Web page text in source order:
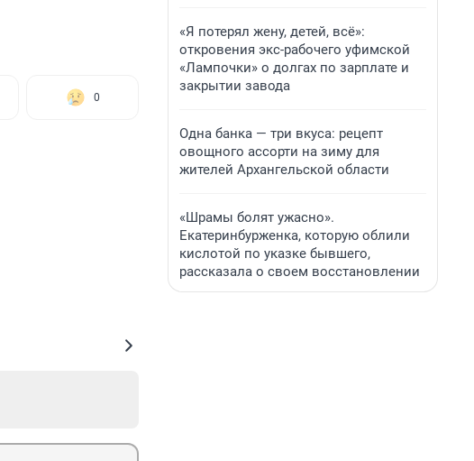
0
«Я потерял жену, детей, всё»:
откровения экс-рабочего уфимской
«Лампочки» о долгах по зарплате и
закрытии завода
Одна банка — три вкуса: рецепт
овощного ассорти на зиму для
жителей Архангельской области
«Шрамы болят ужасно».
Екатеринбурженка, которую облили
кислотой по указке бывшего,
рассказала о своем восстановлении